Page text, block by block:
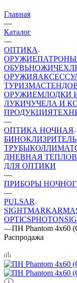
Главная
—
Каталог
—
ОПТИКА
ОРУЖИЕПАТРОНЫ
ОБУВЬНОЖИ
ОРУЖИЯ
ТУРИЗМА
ОРУЖИЕМЛОДКИ
ЛУКИЧУЧЕЛА И
ПРОДУКЦИЯ
—
ОПТИКА НОЧНАЯ
БИНОКЛИ
ТРУБЫ
ДНЕВНАЯ
ДЛЯ ОПТИКИ
—
ПРИБОРЫ
—
PULSAR
SIGHTMARK
OPTICSPHOTON
—ПН Phantom 4х60
Распродажа